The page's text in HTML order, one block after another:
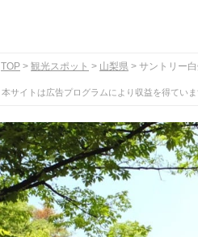
TOP 観光スポット 山梨県 サントリー
本サイトは広告プログラムにより収益を得ていま